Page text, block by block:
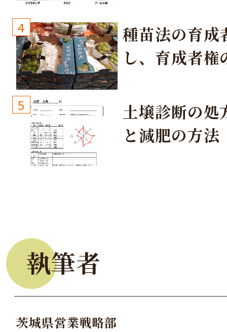
4
種苗法の育成
し、育成者権
しょう！
5
土壌診断の処
と減肥の方法
執筆者
茨城県営業戦略部